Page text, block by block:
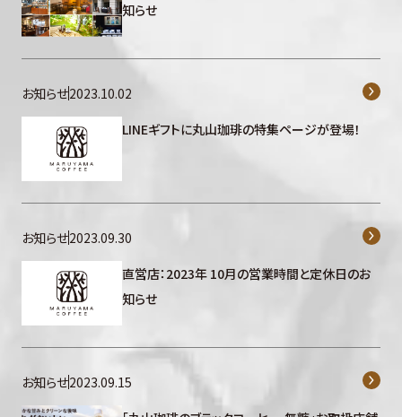
知らせ
お知らせ2023.10.02
LINEギフトに丸山珈琲の特集ページが登場！
お知らせ2023.09.30
直営店：2023年 10月の営業時間と定休日のお
知らせ
お知らせ2023.09.15